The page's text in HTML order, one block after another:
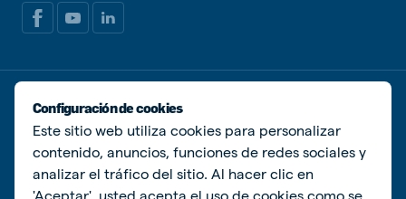
Política de privacidadPolítica de Cookies
Administrar Cookies
© De Heus Animal Nutrition
Configuración de cookies
Este sitio web utiliza cookies para personalizar
contenido, anuncios, funciones de redes sociales y
analizar el tráfico del sitio. Al hacer clic en
'Aceptar', usted acepta el uso de cookies como se